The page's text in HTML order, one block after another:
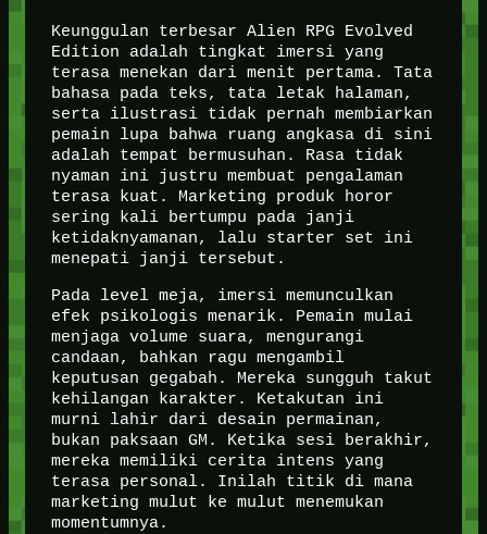
Keunggulan terbesar Alien RPG Evolved
Edition adalah tingkat imersi yang
terasa menekan dari menit pertama. Tata
bahasa pada teks, tata letak halaman,
serta ilustrasi tidak pernah membiarkan
pemain lupa bahwa ruang angkasa di sini
adalah tempat bermusuhan. Rasa tidak
nyaman ini justru membuat pengalaman
terasa kuat. Marketing produk horor
sering kali bertumpu pada janji
ketidaknyamanan, lalu starter set ini
menepati janji tersebut.
Pada level meja, imersi memunculkan
efek psikologis menarik. Pemain mulai
menjaga volume suara, mengurangi
candaan, bahkan ragu mengambil
keputusan gegabah. Mereka sungguh takut
kehilangan karakter. Ketakutan ini
murni lahir dari desain permainan,
bukan paksaan GM. Ketika sesi berakhir,
mereka memiliki cerita intens yang
terasa personal. Inilah titik di mana
marketing mulut ke mulut menemukan
momentumnya.